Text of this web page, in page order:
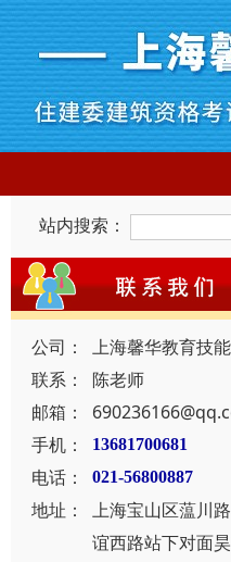
站内搜索：
公司：
上海馨华教育技
联系：
陈老师
邮箱：
手机：
13681700681
电话： 021-56800887
地址：
上海宝山区蕰川
谊西路站下对面